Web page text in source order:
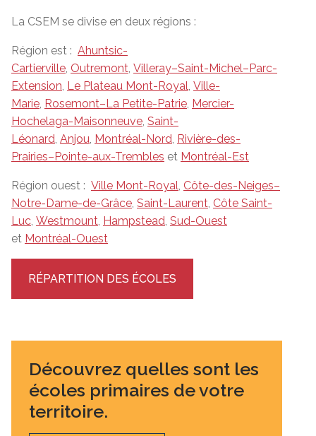
La CSEM se divise en deux régions :
Région est : Ahuntsic-
Cartierville, Outremont, Villeray–Saint-Michel–Parc-
Extension, Le Plateau Mont-Royal, Ville-
Marie, Rosemont–La Petite-Patrie, Mercier-
Hochelaga-Maisonneuve, Saint-
Léonard, Anjou, Montréal-Nord, Rivière-des-
Prairies–Pointe-aux-Trembles et Montréal-Est
Région ouest : Ville Mont-Royal, Côte-des-Neiges–
Notre-Dame-de-Grâce, Saint-Laurent, Côte Saint-
Luc, Westmount, Hampstead, Sud-Ouest
et Montréal-Ouest
RÉPARTITION DES ÉCOLES
Découvrez quelles sont les
écoles primaires de votre
territoire.